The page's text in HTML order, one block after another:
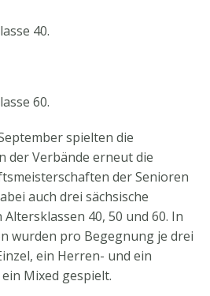
40.
60.
spielten die
der Verbände erneut die
der Senioren
auch drei sächsische
40, 50 und 60. In
wurden pro Begegnung je drei
ein Herren- und ein
Mixed gespielt.